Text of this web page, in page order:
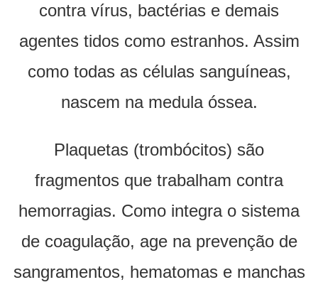
contra vírus, bactérias e demais
agentes tidos como estranhos. Assim
como todas as células sanguíneas,
nascem na medula óssea.
Plaquetas (trombócitos) são
fragmentos que trabalham contra
hemorragias. Como integra o sistema
de coagulação, age na prevenção de
sangramentos, hematomas e manchas